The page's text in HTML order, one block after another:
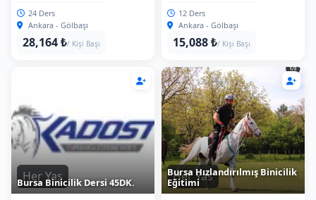
24 Ders
Ankara - Gölbaşı
28,164 ₺/ Kişi Başı
12 Ders
Ankara - Gölbaşı
15,088 ₺/ Kişi Başı
Her Yas
Bursa Binicilik Dersi 45DK. Her Yas
Bursa Hızlandırılmış Binicilik
Eğitimi